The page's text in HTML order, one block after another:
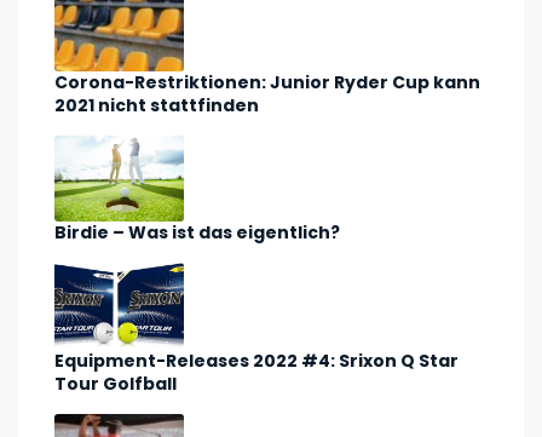
Corona-Restriktionen: Junior Ryder Cup kann
2021 nicht stattfinden
Birdie – Was ist das eigentlich?
Equipment-Releases 2022 #4: Srixon Q Star
Tour Golfball